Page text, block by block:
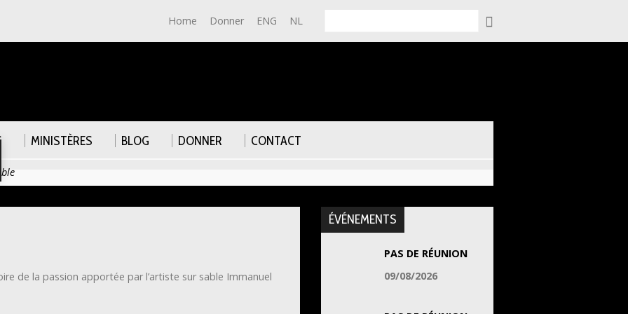
Home Donner ENG NL
MINISTÈRES BLOG DONNER CONTACT
de la passion apportée par l’artiste sur sable Immanuel
ÉVÉNEMENTS
PAS DE RÉUNION
09/08/2026